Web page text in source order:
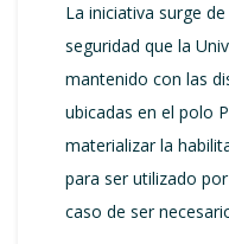
La iniciativa surge
seguridad que la
mantenido con las
ubicadas en el polo
materializar la
para ser utilizado
caso de ser